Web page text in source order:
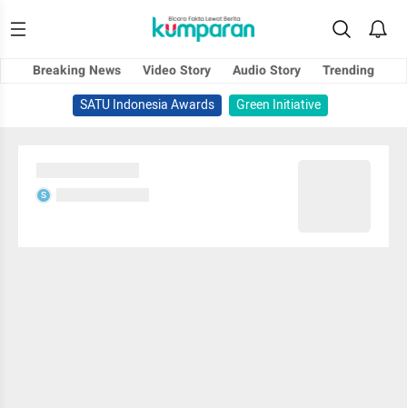
Breaking News Video Story Audio Story
Trending
SATU Indonesia Awards
Green Initiative
S